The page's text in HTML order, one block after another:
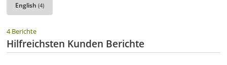
English(4)
4 Berichte
Hilfreichsten Kunden Berichte